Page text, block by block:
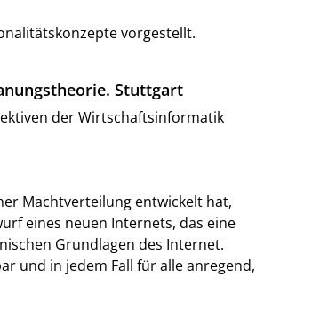
vorgestellt.
Stuttgart
der Wirtschaftsinformatik
Machtverteilung entwickelt hat,
eines neuen Internets, das eine
Grundlagen des Internet.
und in jedem Fall für alle anregend,